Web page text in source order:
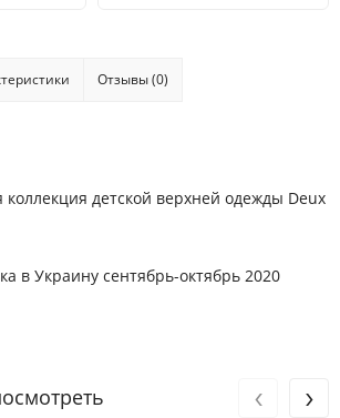
Отзывы (0)
детской верхней одежды Deux
в Украину сентябрь-октябрь 2020
‹ ›